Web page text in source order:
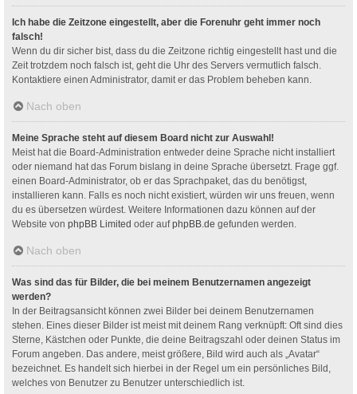
Ich habe die Zeitzone eingestellt, aber die Forenuhr geht immer noch
falsch!
Wenn du dir sicher bist, dass du die Zeitzone richtig eingestellt hast und die
Zeit trotzdem noch falsch ist, geht die Uhr des Servers vermutlich falsch.
Kontaktiere einen Administrator, damit er das Problem beheben kann.
Nach oben
Meine Sprache steht auf diesem Board nicht zur Auswahl!
Meist hat die Board-Administration entweder deine Sprache nicht installiert
oder niemand hat das Forum bislang in deine Sprache übersetzt. Frage ggf.
einen Board-Administrator, ob er das Sprachpaket, das du benötigst,
installieren kann. Falls es noch nicht existiert, würden wir uns freuen, wenn
du es übersetzen würdest. Weitere Informationen dazu können auf der
Website von phpBB Limited oder aufphpBB.de gefunden werden.
Nach oben
Was sind das für Bilder, die bei meinem Benutzernamen angezeigt
werden?
In der Beitragsansicht können zwei Bilder bei deinem Benutzernamen
stehen. Eines dieser Bilder ist meist mit deinem Rang verknüpft: Oft sind dies
Sterne, Kästchen oder Punkte, die deine Beitragszahl oder deinen Status im
Forum angeben. Das andere, meist größere, Bild wird auch als „Avatar“
bezeichnet. Es handelt sich hierbei in der Regel um ein persönliches Bild,
welches von Benutzer zu Benutzer unterschiedlich ist.